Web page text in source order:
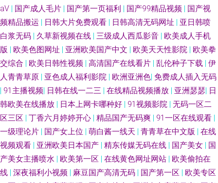
在线 91字幕网 久草亞洲熱 少妇网站91 91大神天堂男人 AV无码波多野 久久
这里只有精品99 五月天婷婷小说网站 91老司机精品视频 精品少妇导航 五月
天色图 91啦中文在线观看 成人精品国产精品 色老大网站在线观看 91工厂 白
丝滋味在线 久久AⅤ 天天干天天亲天天干 91网址在线看视频 伊人色香蕉 91
豆花10 91蜜桃臀 99国产精品综合专区 国产图片23区 欧美日韩sss 婷婷五月
天色图图片 亚洲欧美日韩丝袜网址 伊人影院9 91久久国产精品 国产午夜经
aV | 国产成人毛片 | 国产第一页福利 | 国产99精品视频 | 国产视
频精品搬运 | 日韩大片免费观看 | 日韩高清无码网址 | 亚日韩喷
白浆无码 | 久草新视频在线 | 三级成人西瓜影音 | 欧美成人手机
版 | 欧美色图网址 | 亚洲欧美国产中文 | 欧美天天性影院 | 欧美拳
交综合 | 欧美日韩性视频 | 高清国产在线看片 | 乱伦种子下载 | 伊
人青青草原 | 亚色成人福利影院 | 欧洲亚洲色| 免费成人插入无码
| 91主播视频| 日韩在线一二三 | 在线精品视频播放 | 亚洲瑟瑟| 日
韩欧美在线播放 | 日本上网卡哪种好 | 91视频影院 | 无码一区二
区三区 | 丁香六月婷婷开心 | 精品国产无码爽 | 91一区在线观看 |
一级理论片 | 国产女上位 | 萌白酱一线天 | 青青草在中文版 | 在线
视频观看 | 亚洲欧美日本国产 | 精东传媒无码在线 | 国产美女 | 国
产美女主播喷水 | 欧美第一区 | 在线黄色网址网站 | 欧美偷拍在
线 | 深夜福利小视频 | 麻豆国产高清无码 | 国产第一区 | 欧美专区